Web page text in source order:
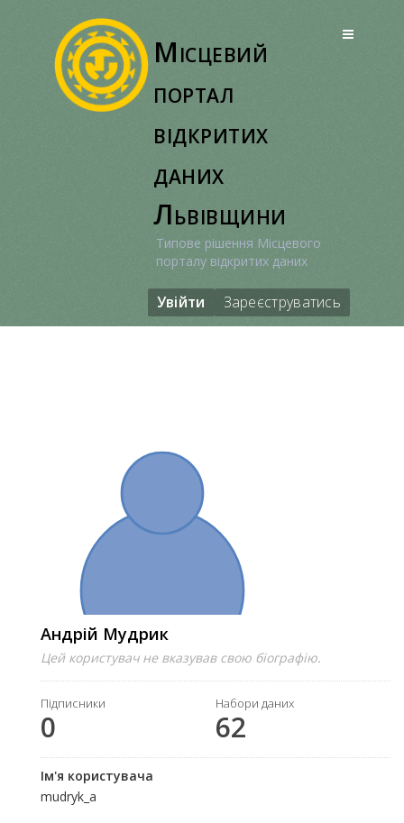
Місцевий
портал
відкритих
даних
Львівщини
Типове рішення Місцевого
порталу відкритих даних
Увійти Зареєструватись
Андрій Мудрик
Цей користувач не вказував свою біографію.
Підписники
0
Набори даних
62
Ім'я користувача
mudryk_a